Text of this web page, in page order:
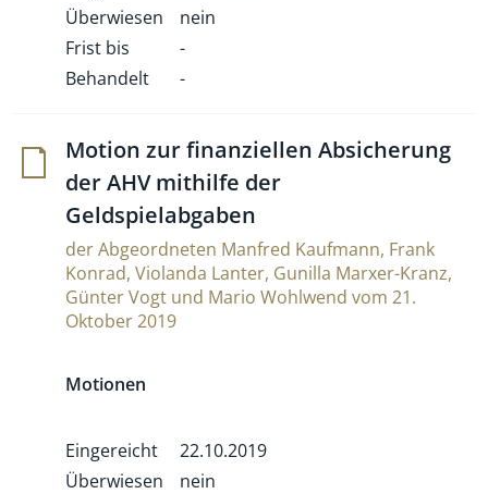
Überwiesen
nein
Frist bis
-
Behandelt
-
Motion zur finan­zi­ellen Absi­che­rung
der AHV mit­hilfe der
Geldspielabgaben
der Abgeordneten Manfred Kaufmann, Frank
Konrad, Violanda Lanter, Gunilla Marxer-Kranz,
Günter Vogt und Mario Wohlwend vom 21.
Oktober 2019
Motionen
Eingereicht
22.10.2019
Überwiesen
nein